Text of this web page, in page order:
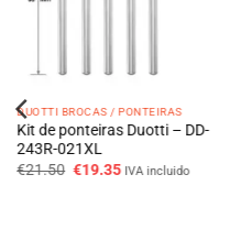
DUOTTI BROCAS / PONTEIRAS
Kit de ponteiras Duotti – DD-
243R-021XL
€21.50 O
€19.35OIVA incluido